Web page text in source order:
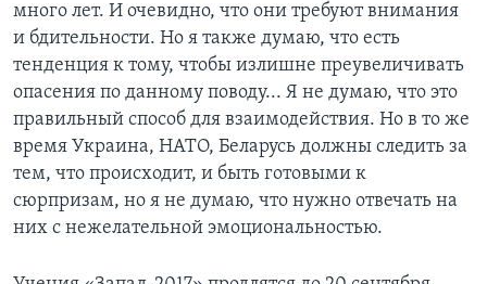
много лет. И очевидно, что они требуют внимания
и бдительности. Но я также думаю, что есть
тенденция к тому, чтобы излишне преувеличивать
опасения по данному поводу... Я не думаю, что это
правильный способ для взаимодействия. Но в то же
время Украина, НАТО, Беларусь должны следить за
тем, что происходит, и быть готовыми к
сюрпризам, но я не думаю, что нужно отвечать на
них с нежелательной эмоциональностью.